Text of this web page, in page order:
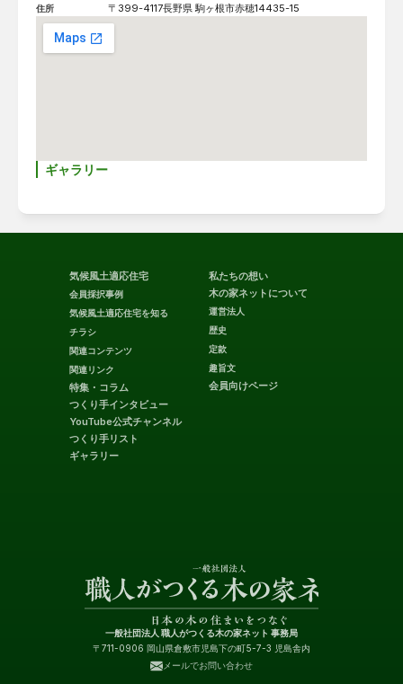
住所 〒399-4117長野県 駒ヶ根市赤穂14435-15
ギャラリー
一般社団法人 職人がつくる木の家ネット 事務局
〒711-0906 岡山県倉敷市児島下の町5-7-3 児島舎内
メールでお問い合わせ
特集・コラム
つくり手インタビュー
YouTube公式チャンネル
つくり手リスト
ギャラリー
気候風土適応住宅
会員採択事例
気候風土適応住宅を知る
チラシ
関連コンテンツ
関連リンク
私たちの想い
木の家ネットについて
運営法人
歴史
定款
趣旨文
会員向けページ